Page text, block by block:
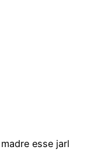
esse jarl